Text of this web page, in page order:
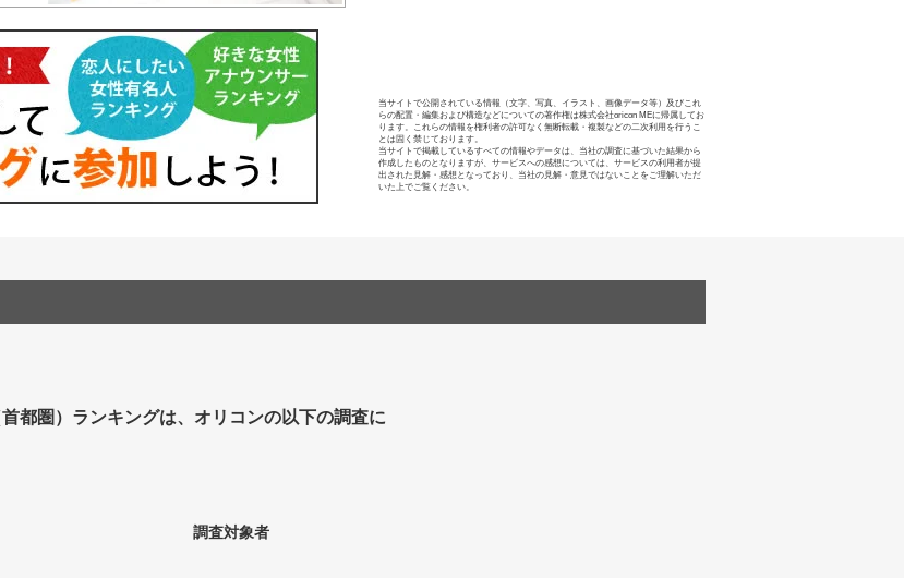
当サイトで公開されている情報（文字、写真、イラスト、画像データ等）及びこれ
らの配置・編集および構造などについての著作権は株式会社oricon MEに帰属してお
ります。これらの情報を権利者の許可なく無断転載・複製などの二次利用を行うこ
とは固く禁じております。
当サイトで掲載しているすべての情報やデータは、当社の調査に基づいた結果から
作成したものとなりますが、サービスへの感想については、サービスの利用者が提
出された見解・感想となっており、当社の見解・意見ではないことをご理解いただ
いた上でご覧ください。
都圏）ランキングは、オリコンの以下の調査に
調査対象者